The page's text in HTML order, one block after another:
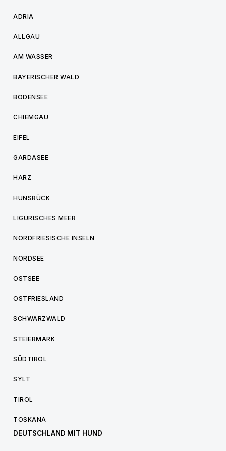
ADRIA
ALLGÄU
AM WASSER
BAYERISCHER WALD
BODENSEE
CHIEMGAU
EIFEL
GARDASEE
HARZ
HUNSRÜCK
LIGURISCHES MEER
NORDFRIESISCHE INSELN
NORDSEE
OSTSEE
OSTFRIESLAND
SCHWARZWALD
STEIERMARK
SÜDTIROL
SYLT
TIROL
TOSKANA
DEUTSCHLAND MIT HUND